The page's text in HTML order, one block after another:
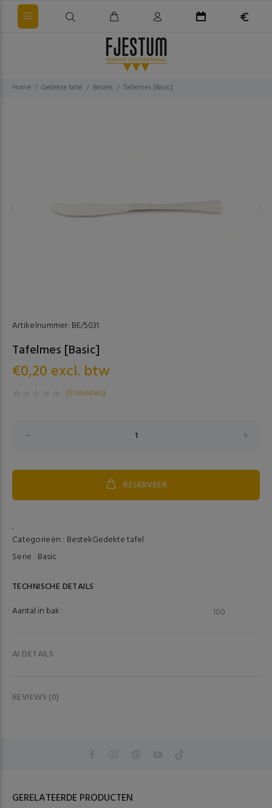
Home Gedekte tafel Bestek Tafelmes [Basic]
Artikelnummer: BE/5031
Tafelmes [Basic]
€0,20 excl. btw
(0 reviews)
RESERVEER
,
Categorieën : BestekGedekte tafel
Serie : Basic
TECHNISCHE DETAILS
Aantal in bak :
100
AI DETAILS
REVIEWS (0)
GERELATEERDE PRODUCTEN